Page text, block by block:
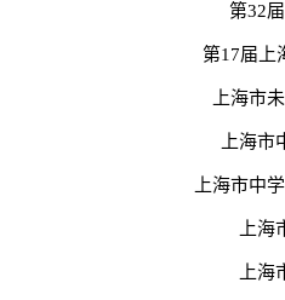
第32
第17届上
上海市
上海
上海市中
上
上